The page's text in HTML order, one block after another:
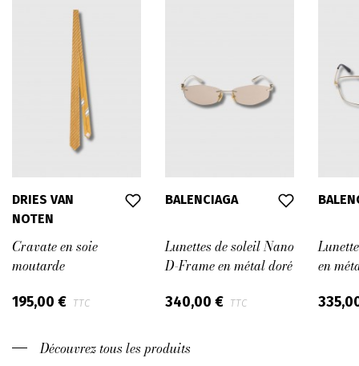
DRIES VAN
NOTEN
Cravate en soie
moutarde
195,00 € TTC
BALENCIAGA
Lunettes de soleil Nano
D-Frame en métal doré
340,00 € TTC
en
Découvrez tous les produits